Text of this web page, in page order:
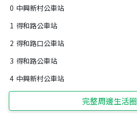
0 中興新村公車站
1 得和路公車站
2 得和路口公車站
3 得和路公車站
4 中興新村公車站
完整周邊生活圈